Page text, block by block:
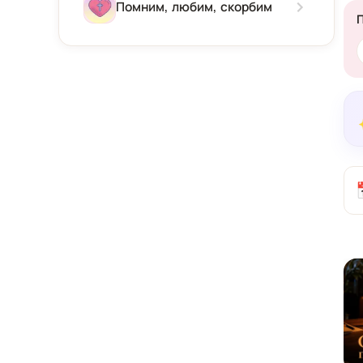
Помним, любим, скорбим